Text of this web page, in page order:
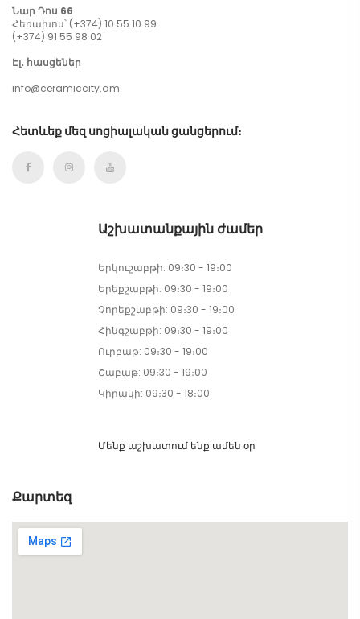
Նար Դոս 66
Հեռախոս՝ (+374) 10 55 10 99
(+374) 91 55 98 02
Էլ․ հասցեներ
info@ceramiccity.am
Հետևեք մեզ սոցիալական ցանցերում։
Աշխատանքային ժամեր
Երկուշաբթի: 09։30 - 19։00
Երեքշաբթի: 09։30 - 19։00
Չորեքշաբթի: 09։30 - 19։00
Հինգշաբթի: 09։30 - 19։00
Ուրբաթ: 09։30 - 19։00
Շաբաթ: 09։30 - 19։00
Կիրակի: 09։30 - 18։00
Մենք աշխատում ենք ամեն օր
Քարտեզ